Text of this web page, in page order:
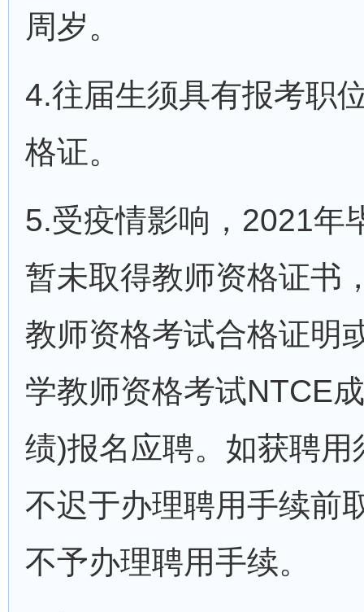
周岁。
4.往届生须具有报考职
格证。
5.受疫情影响，2021年
暂未取得教师资格证书
教师资格考试合格证明
学教师资格考试NTCE
绩)报名应聘。如获聘用
不迟于办理聘用手续前
不予办理聘用手续。